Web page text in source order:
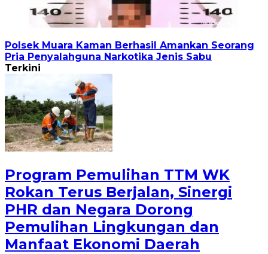
Polsek Muara Kaman Berhasil Amankan Seorang
Pria Penyalahguna Narkotika Jenis Sabu
Terkini
Program Pemulihan TTM WK
Rokan Terus Berjalan, Sinergi
PHR dan Negara Dorong
Pemulihan Lingkungan dan
Manfaat Ekonomi Daerah